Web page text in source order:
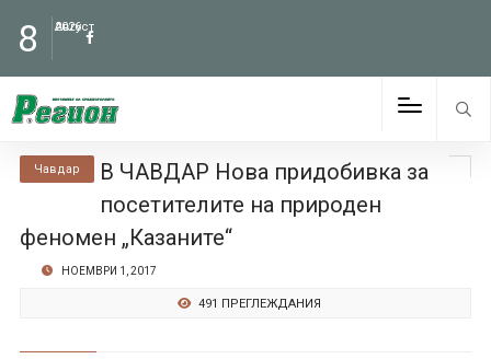
8 Август
2026
Чавдар
В ЧАВДАР Нова придобивка за
посетителите на природен
феномен „Казаните“
НОЕМВРИ 1, 2017
491 ПРЕГЛЕЖДАНИЯ